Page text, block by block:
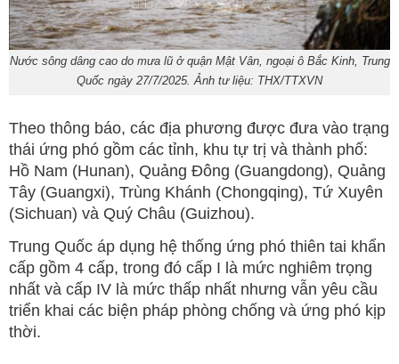
Nước sông dâng cao do mưa lũ ở quận Mật Vân, ngoại ô Bắc Kinh, Trung
Quốc ngày 27/7/2025. Ảnh tư liệu: THX/TTXVN
Theo thông báo, các địa phương được đưa vào trạng
thái ứng phó gồm các tỉnh, khu tự trị và thành phố:
Hồ Nam (Hunan), Quảng Đông (Guangdong), Quảng
Tây (Guangxi), Trùng Khánh (Chongqing), Tứ Xuyên
(Sichuan) và Quý Châu (Guizhou).
Trung Quốc áp dụng hệ thống ứng phó thiên tai khẩn
cấp gồm 4 cấp, trong đó cấp I là mức nghiêm trọng
nhất và cấp IV là mức thấp nhất nhưng vẫn yêu cầu
triển khai các biện pháp phòng chống và ứng phó kịp
thời.